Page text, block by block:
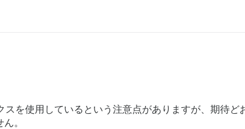
を使用しているという注意点がありますが、期待ど
。